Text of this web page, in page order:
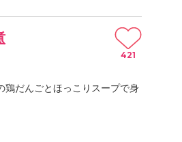
鶏だんごとほっこりスープで身
421